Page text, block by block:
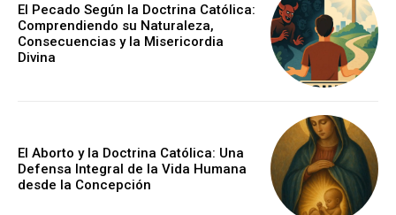
El Pecado Según la Doctrina Católica:
Comprendiendo su Naturaleza,
Consecuencias y la Misericordia
Divina
El Aborto y la Doctrina Católica: Una
Defensa Integral de la Vida Humana
desde la Concepción